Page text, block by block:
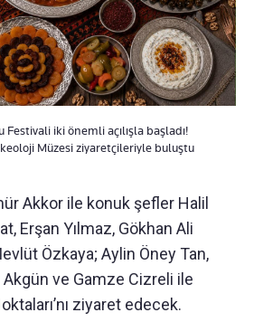
iki önemli açılışla başladı!
Müzesi ziyaretçileriyle buluştu
Akkor ile konuk şefler Halil
Erşan Yılmaz, Gökhan Ali
Özkaya; Aylin Öney Tan,
Akgün ve Gamze Cizreli ile
ziyaret edecek.